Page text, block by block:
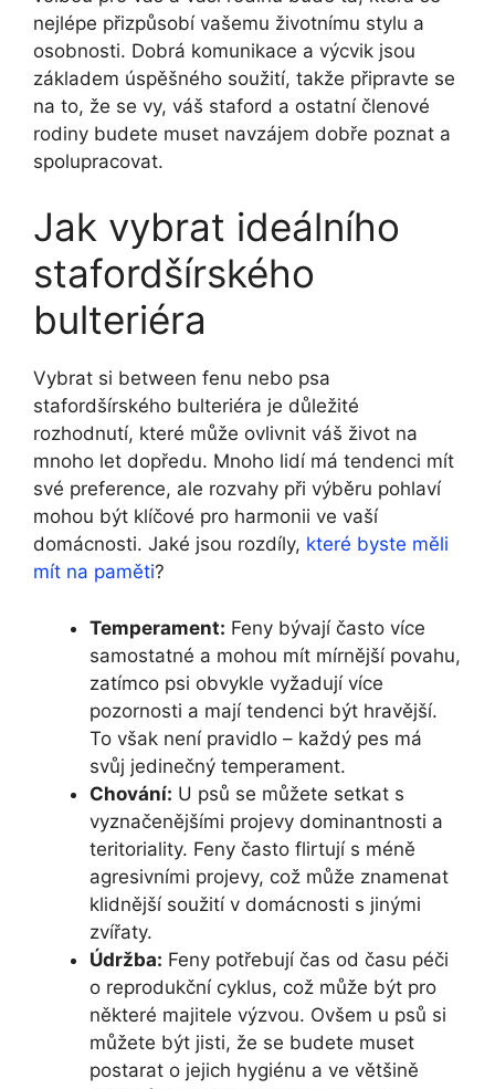
nejlépe přizpůsobí vašemu životnímu stylu a
osobnosti. Dobrá komunikace a výcvik jsou
základem úspěšného soužití, takže připravte se
na to, že se vy, váš staford a ostatní členové
rodiny budete muset navzájem dobře poznat a
spolupracovat.
Jak vybrat ideálního
stafordšírského
bulteriéra
Vybrat si between fenu nebo psa
stafordšírského bulteriéra je důležité
rozhodnutí, které může ovlivnit váš život na
mnoho let dopředu. Mnoho lidí má tendenci mít
své preference, ale rozvahy při výběru pohlaví
mohou být klíčové pro harmonii ve vaší
domácnosti. Jaké jsou rozdíly, které byste měli
mít na paměti?
Temperament: Feny bývají často více
samostatné a mohou mít mírnější povahu,
zatímco psi obvykle vyžadují více
pozornosti a mají tendenci být hravější.
To však není pravidlo – každý pes má
svůj jedinečný temperament.
Chování: U psů se můžete setkat s
vyznačenějšími projevy dominantnosti a
teritoriality. Feny často flirtují s méně
agresivními projevy, což může znamenat
klidnější soužití v domácnosti s jinými
zvířaty.
Údržba: Feny potřebují čas od času péči
o reprodukční cyklus, což může být pro
některé majitele výzvou. Ovšem u psů si
můžete být jisti, že se budete muset
postarat o jejich hygiénu a ve většině